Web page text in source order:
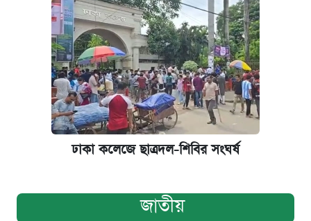
ঢাকা কলেজে ছাত্রদল-শিবির সংঘর্ষ
জাতীয়